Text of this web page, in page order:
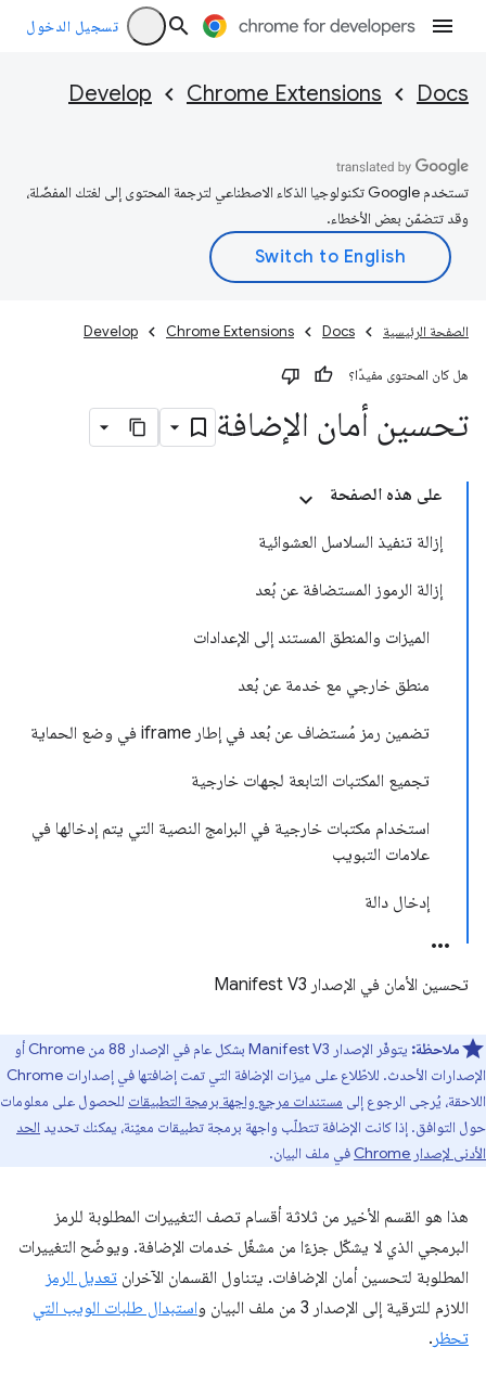
تسجيل الدخول
Docs
Chrome Extensions
Develop
تستخدم Google تكنولوجيا الذكاء الاصطناعي لترجمة المحتوى إلى لغتك المفضّلة،
وقد تتضمّن بعض الأخطاء.
الصفحة الرئيسية Docs
Chrome Extensions
Develop
هل كان المحتوى مفيدًا؟
تحسين أمان الإضافة
على هذه الصفحة
إزالة تنفيذ السلاسل العشوائية
إزالة الرموز المستضافة عن بُعد
الميزات والمنطق المستند إلى الإعدادات
منطق خارجي مع خدمة عن بُعد
تضمين رمز مُستضاف عن بُعد في إطار iframe في وضع الحماية
تجميع المكتبات التابعة لجهات خارجية
استخدام مكتبات خارجية في البرامج النصية التي يتم إدخالها في
علامات التبويب
إدخال دالة
تحسين الأمان في الإصدار Manifest V3
ملاحظة:
يتوفّر الإصدار Manifest V3 بشكل عام في الإصدار 88 من Chrome أو
الإصدارات الأحدث. للاطّلاع على ميزات الإضافة التي تمت إضافتها في إصدارات Chrome
اللاحقة، يُرجى الرجوع إلى مستندات مرجع واجهة برمجة التطبيقات للحصول على معلومات
حول التوافق. إذا كانت الإضافة تتطلّب واجهة برمجة تطبيقات معيّنة، يمكنك تحديد الحد
الأدنى لإصدار Chrome
في ملف البيان.
هذا هو القسم الأخير من ثلاثة أقسام تصف التغييرات المطلوبة للرمز
البرمجي الذي لا يشكّل جزءًا من مشغّل خدمات الإضافة. ويوضّح التغييرات
المطلوبة لتحسين أمان الإضافات. يتناول القسمان الآخران تعديل الرمز
اللازم للترقية إلى الإصدار 3 من ملف البيان و
استبدال طلبات الويب التي
تحظر .